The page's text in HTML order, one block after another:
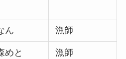
ん 漁師
めと 漁師